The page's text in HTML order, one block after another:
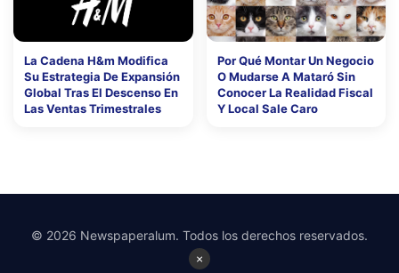
La Cadena H&m Modifica
Su Estrategia De Expansión
Global Tras El Descenso En
Las Ventas Trimestrales
Por Qué Montar Un Negocio
O Mudarse A Mataró Sin
Conocer La Realidad Fiscal
Y Local Sale Caro
×
© 2026 Newspaperalum. Todos los derechos reservados.